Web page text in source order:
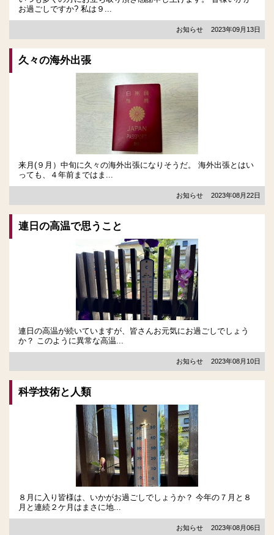
お過ごしですか? 私は９...
お知らせ 2023年09月13日
久々の海外出張
来月(９月）中旬に久々の海外出張になりそうだ。 海外出張とはい
っても、４年前まではま...
お知らせ 2023年08月22日
連日の高温で思うこと
連日の高温が続いていますが、皆さんお元気にお過ごしでしょう
か？ このように異常な高温...
お知らせ 2023年08月10日
科学技術と人類
８月に入り皆様は、いかがお過ごしでしょうか？ 今年の７月と８
月と連続２ケ月はまさに地...
お知らせ 2023年08月06日